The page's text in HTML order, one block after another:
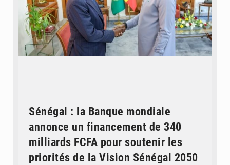
Sénégal : la Banque mondiale
annonce un financement de 340
milliards FCFA pour soutenir les
priorités de la Vision Sénégal 2050